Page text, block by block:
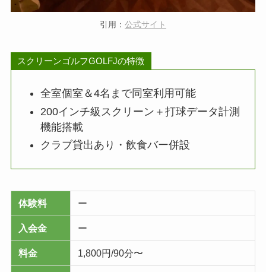
引用： 公式サイト
スクリーンゴルフGOLFJの特徴
全室個室＆4名まで同室利用可能
200インチ級スクリーン＋打球データ計測
機能搭載
クラブ貸出あり・飲食バー併設
体験料 ー
入会金 ー
料金 1,800円/90分〜